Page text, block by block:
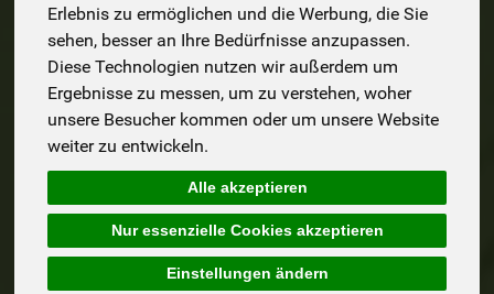
Erlebnis zu ermöglichen und die Werbung, die Sie
sehen, besser an Ihre Bedürfnisse anzupassen.
Diese Technologien nutzen wir außerdem um
Ergebnisse zu messen, um zu verstehen, woher
unsere Besucher kommen oder um unsere Website
weiter zu entwickeln.
Alle akzeptieren
Nur essenzielle Cookies akzeptieren
Einstellungen ändern
Hersteller Allergene